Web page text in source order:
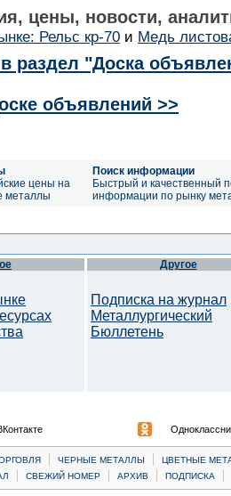
цены, новости,
Рельс кр-70 и Медь
раздел "Доска
объявлений >>
цены на
металлы
Поиск информации
Быстрый и качественный
информации по рынку
Другое
Подписка на журнал
Металлургический
Бюллетень
| ЧЕРНЫЕ МЕТАЛЛЫ |
ЦВЕТНЫЕ
| СВЕЖИЙ НОМЕР | АРХИВ | ПОДПИСКА |